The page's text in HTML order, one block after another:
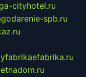
cityhotel.ru
spb.ru